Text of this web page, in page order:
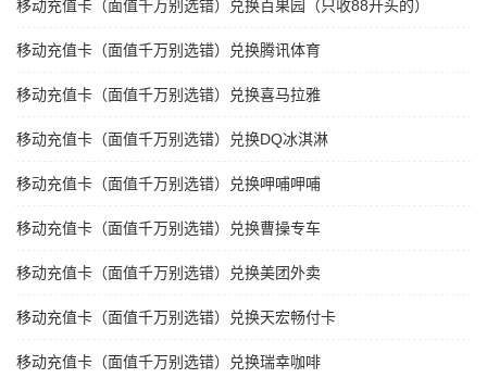
移动充值卡（面值千万别选错）兑换百果园（只收88开头的）
移动充值卡（面值千万别选错）兑换腾讯体育
移动充值卡（面值千万别选错）兑换喜马拉雅
移动充值卡（面值千万别选错）兑换DQ冰淇淋
移动充值卡（面值千万别选错）兑换呷哺呷哺
移动充值卡（面值千万别选错）兑换曹操专车
移动充值卡（面值千万别选错）兑换美团外卖
移动充值卡（面值千万别选错）兑换天宏畅付卡
移动充值卡（面值千万别选错）兑换瑞幸咖啡